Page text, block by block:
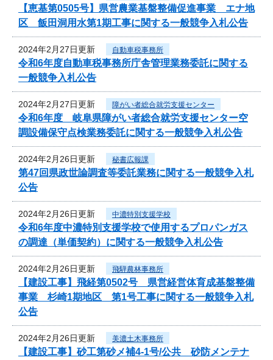
【恵基第0505号】県営農業基盤整備促進事業 エナ地
区 飯田洞用水第1期工事に関する一般競争入札公告
2024年2月27日更新 自動車税事務所
令和6年度自動車税事務所庁舎管理業務委託に関する
一般競争入札公告
2024年2月27日更新 障がい者総合就労支援センター
令和6年度 岐阜県障がい者総合就労支援センター空
調設備保守点検業務委託に関する一般競争入札公告
2024年2月26日更新 秘書広報課
第47回県政世論調査等委託業務に関する一般競争入札
公告
2024年2月26日更新 中濃特別支援学校
令和6年度中濃特別支援学校で使用するプロパンガス
の調達（単価契約）に関する一般競争入札公告
2024年2月26日更新 飛騨農林事務所
【建設工事】飛経第0502号 県営経営体育成基盤整備
事業 杉崎1期地区 第1号工事に関する一般競争入札
公告
2024年2月26日更新 美濃土木事務所
【建設工事】砂工第砂メ補4-1号/公共 砂防メンテナ